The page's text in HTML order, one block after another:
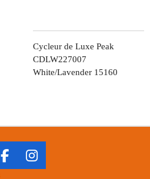
Cycleur de Luxe Peak
CDLW227007
White/Lavender 15160
F
I